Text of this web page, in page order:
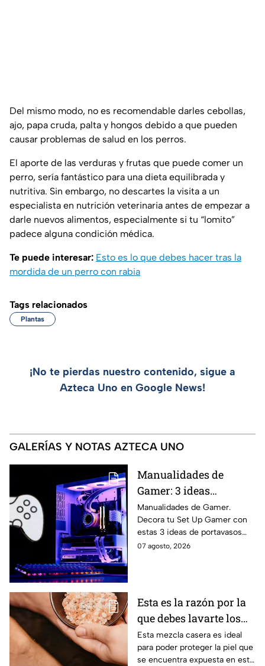
Del mismo modo, no es recomendable darles cebollas,
ajo, papa cruda, palta y hongos debido a que pueden
causar problemas de salud en los perros.
El aporte de las verduras y frutas que puede comer un
perro, sería fantástico para una dieta equilibrada y
nutritiva. Sin embargo, no descartes la visita a un
especialista en nutrición veterinaria antes de empezar a
darle nuevos alimentos, especialmente si tu “lomito”
padece alguna condición médica.
Te puede interesar: Esto es lo que debes hacer tras la
mordida de un perro con rabia
Tags relacionados
Plantas
¡No te pierdas nuestro contenido, sigue a
Azteca Uno en Google News!
GALERÍAS Y NOTAS AZTECA UNO
Manualidades de
Gamer: 3 ideas
creativas para
personalizar tu
escritorio con
portavasos inspirados
Manualidades de Gamer.
Decora tu Set Up Gamer con
estas 3 ideas de portavasos
creativos paso a paso.
07 agosto, 2026
Esta es la razón por la
que debes lavarte los
pies con sal y aceite de
oliva
Esta mezcla casera es ideal
para poder proteger la piel que
se encuentra expuesta en esta